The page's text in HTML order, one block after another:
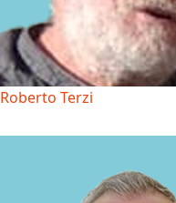
Roberto Terzi